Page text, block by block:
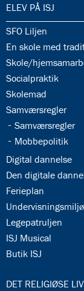
34.0:
ELEV PÅ ISJ
34.1:
SFO Liljen
34.2:
En skole med
34.3:
Skole/
34.4:
Socialpraktik
34.5:
Skolemad
34.6:
Samværsregler
34.7:
Samværsregler
34.9:
Mobbepolitik
34.11:
Digital dannelse
34.12:
Den digitale
34.13:
Ferieplan
34.14:
34.15:
Legepatruljen
34.16:
ISJ Musical
34.17:
Butik ISJ
35.0:
DET RELIGIØSE LIV